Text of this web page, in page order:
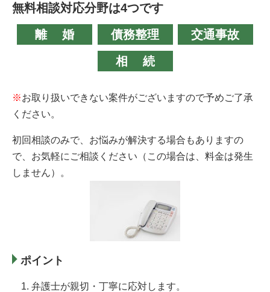
無料相談対応分野は4つです
離婚
債務整理
交通事故
相続
※お取り扱いできない案件がございますので予めご了承
ください。
初回相談のみで、お悩みが解決する場合もありますの
で、お気軽にご相談ください（この場合は、料金は発生
しません）。
ポイント
弁護士が親切・丁寧に応対します。